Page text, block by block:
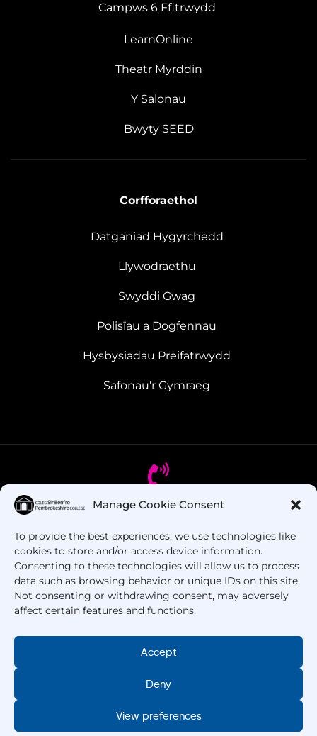
Manage Cookie Consent
To provide the best experiences, we use technologies like
cookies to store and/or access device information.
Consenting to these technologies will allow us to process
data such as browsing behavior or unique IDs on this site.
Not consenting or withdrawing consent, may adversely
affect certain features and functions.
Accept
Deny
View preferences
Campws 6 Ffitrwydd
LearnOnline
Theatr Myrddin
Y Salonau
Bwyty SEED
Corfforaethol
Datganiad Hygyrchedd
Llywodraethu
Swyddi Gwag
Polisïau a Dogfennau
Hysbysiadau Preifatrwydd
Safonau'r Gymraeg
+44 1437 753 000
Coleg Sir Benfro